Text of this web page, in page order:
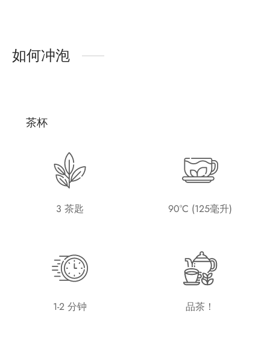
如何冲泡
茶杯
3 茶匙 90°C (125毫升)
1-2 分钟 品茶！